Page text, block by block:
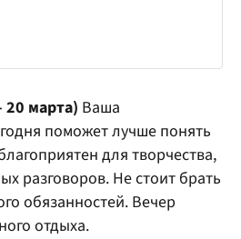
марта) Ваша
поможет лучше понять
для творчества,
разговоров. Не стоит брать
обязанностей. Вечер
отдыха.